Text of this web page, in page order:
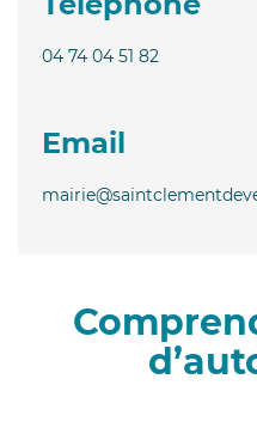
04 74 04 51 82
Email